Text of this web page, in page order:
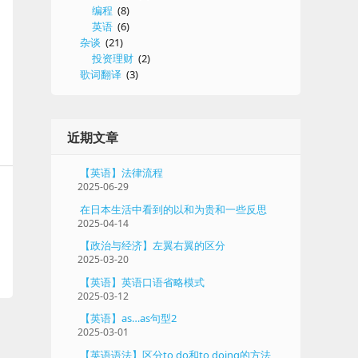
编程 (8)
英语 (6)
杂谈 (21)
投资理财 (2)
歌词翻译 (3)
近期文章
【英语】法律流程
2025-06-29
在日本生活中看到的以和为贵和一些反思
2025-04-14
【政治与经济】左翼右翼的区分
2025-03-20
【英语】英语口语省略模式
2025-03-12
【英语】as…as句型2
2025-03-01
【英语语法】区分to do和to doing的方法